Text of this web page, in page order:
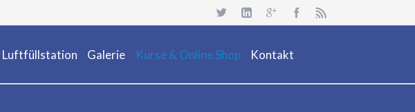
Luftfüllstation Galerie Kurse & Online Shop Kontakt